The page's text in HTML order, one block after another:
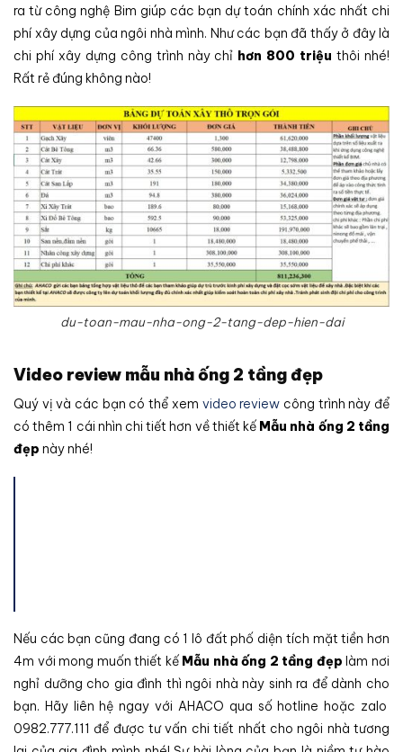
ra từ công nghệ Bim giúp các bạn dự toán chính xác nhất chi
phí xây dựng của ngôi nhà mình. Như các bạn đã thấy ở đây là
chi phí xây dựng công trình này chỉ hơn 800 triệuthôi nhé!
Rất rẻ đúng không nào!
du-toan-mau-nha-ong-2-tang-dep-hien-dai
Video review mẫu nhà ống 2 tầng đẹp
Quý vị và các bạn có thể xem video review công trình này để
có thêm 1 cái nhìn chi tiết hơn về thiết kế Mẫu nhà ống 2 tầng
đẹp này nhé!
Nếu các bạn cũng đang có 1 lô đất phố diện tích mặt tiền hơn
4m với mong muốn thiết kế Mẫu nhà ống 2 tầng đẹp làm nơi
nghỉ dưỡng cho gia đình thì ngôi nhà này sinh ra để dành cho
bạn. Hãy liên hệ ngay với AHACO qua số hotline hoặc zalo
0982.777.111 để được tư vấn chi tiết nhất cho ngôi nhà tương